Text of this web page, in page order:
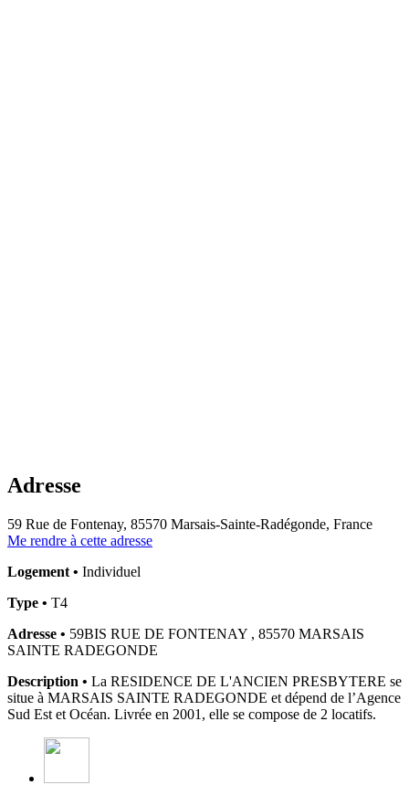
Adresse
59 Rue de Fontenay, 85570 Marsais-Sainte-Radégonde, France
Me rendre à cette adresse
Logement • Individuel
Type • T4
Adresse • 59BIS RUE DE FONTENAY , 85570 MARSAIS
SAINTE RADEGONDE
Description • La RESIDENCE DE L'ANCIEN PRESBYTERE se
situe à MARSAIS SAINTE RADEGONDE et dépend de l’Agence
Sud Est et Océan. Livrée en 2001, elle se compose de 2 locatifs.